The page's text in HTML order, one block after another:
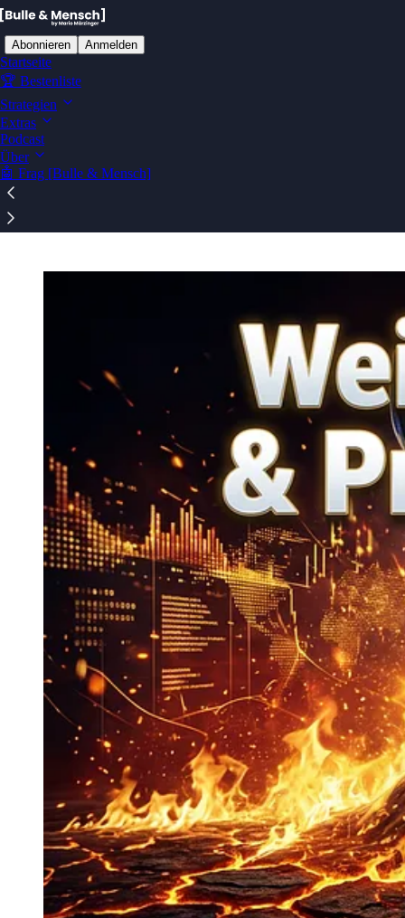
Abonnieren Anmelden
Startseite
🏆 Bestenliste
Strategien
Extras
Podcast
Über
🤖 Frag [Bulle & Mensch]
Community-Challenge